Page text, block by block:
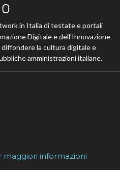
in Italia di testate e portali
Digitale e dell’Innovazione
la cultura digitale e
amministrazioni italiane.
informazioni